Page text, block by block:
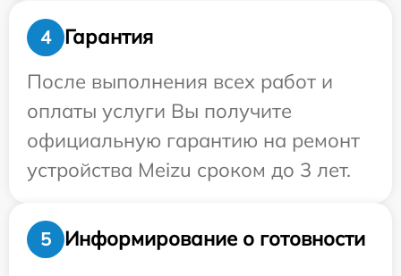
4
Гарантия
После выполнения всех работ и
оплаты услуги Вы получите
официальную гарантию на ремонт
устройства Meizu сроком до 3 лет.
5
Информирование о готовности